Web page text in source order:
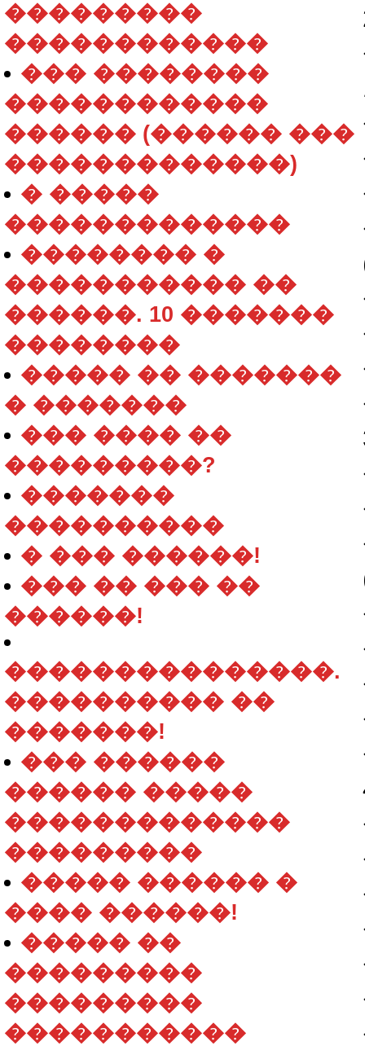
���������
������������
��� ��������
������������
������ (������ ���
�������������)
� �����
�������������
�������� �
����������� ��
������. 10 �������
��������
����� �� �������
� �������
��� ���� ��
���������?
�������
����������
� ��� ������!
��� �� ��� ��
������!
���������������.
���������� ��
�������!
��� ������
������ �����
�������������
���������
����� ������ �
���� ������!
����� ��
���������
���������
�����������